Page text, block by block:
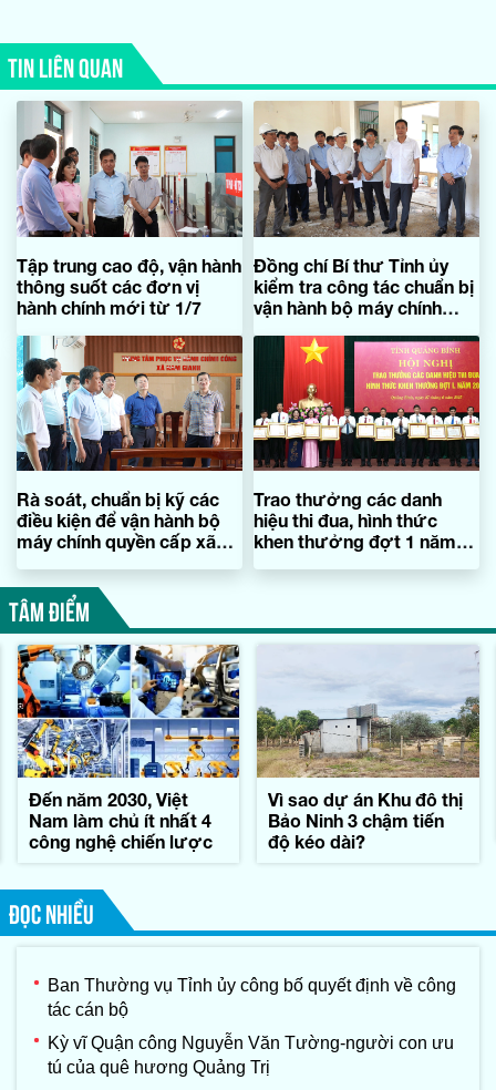
TIN LIÊN QUAN
Tập trung cao độ, vận hành
thông suốt các đơn vị
hành chính mới từ 1/7
Đồng chí Bí thư Tỉnh ủy
kiểm tra công tác chuẩn bị
vận hành bộ máy chính
Rà soát, chuẩn bị kỹ các
điều kiện để vận hành bộ
máy chính quyền cấp xã
Trao thưởng các danh
hiệu thi đua, hình thức
khen thưởng đợt 1 năm
TÂM ĐIỂM
Đến năm 2030, Việt
Nam làm chủ ít nhất 4
công nghệ chiến lược
Vì sao dự án Khu đô thị
Bảo Ninh 3 chậm tiến
độ kéo dài?
ĐỌC NHIỀU
Ban Thường vụ Tỉnh ủy công bố quyết định về công
tác cán bộ
Kỳ vĩ Quận công Nguyễn Văn Tường-người con ưu
tú của quê hương Quảng Trị